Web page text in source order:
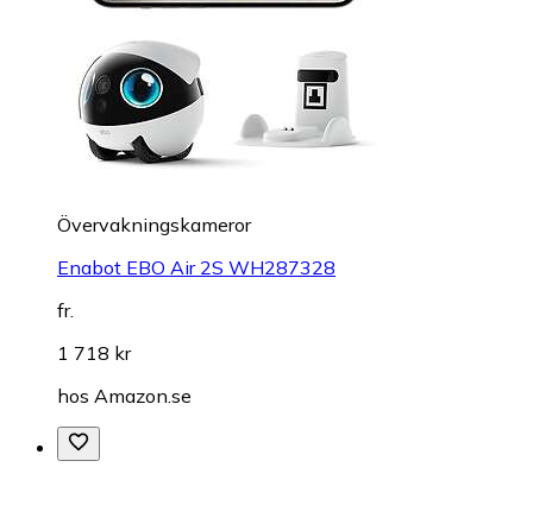
Övervakningskameror
Enabot EBO Air 2S WH287328
fr.
1 718 kr
hos Amazon.se